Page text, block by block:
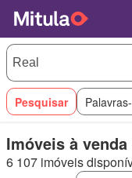
Pesquisar
Imóveis à venda
6 107 imóveis